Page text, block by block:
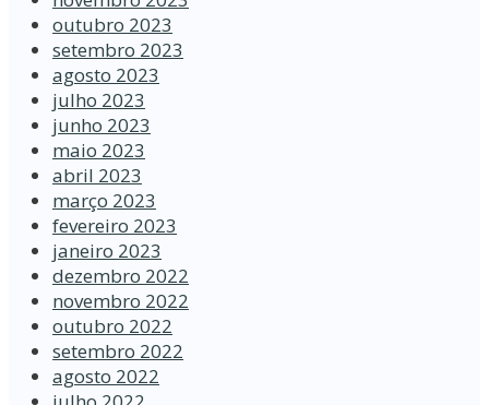
outubro 2023
setembro 2023
agosto 2023
julho 2023
junho 2023
maio 2023
abril 2023
março 2023
fevereiro 2023
janeiro 2023
dezembro 2022
novembro 2022
outubro 2022
setembro 2022
agosto 2022